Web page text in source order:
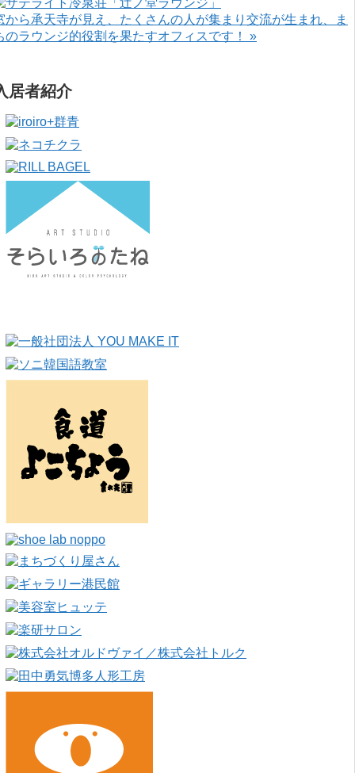
から承天寺が見え、たくさんの人が集まり交流が生まれ、ま
のラウンジ的役割を果たすオフィスです！ »
居者紹介